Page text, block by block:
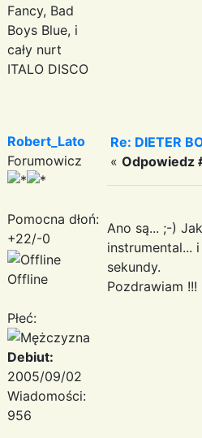
Fancy, Bad
Boys Blue, i
cały nurt
ITALO DISCO
Robert_Lato
Forumowicz
Pomocna dłoń:
+22/-0
Offline
Płeć:
Debiut:
2005/09/02
Wiadomości:
956
Re: DIETER
« Odpowiedz
Ano są... ;-)
instrumental...
sekundy.
Pozdrawiam !!!